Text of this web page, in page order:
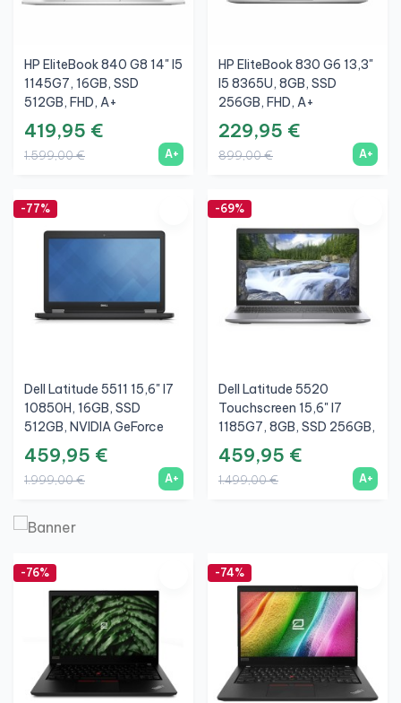
HP EliteBook 840 G8 14" I5
1145G7, 16GB, SSD
512GB, FHD, A+
419,95 €
1.599,00 € A+
HP EliteBook 830 G6 13,3"
I5 8365U, 8GB, SSD
256GB, FHD, A+
229,95 €
899,00 € A+
-77%
Dell Latitude 5511 15,6" I7
10850H, 16GB, SSD
512GB, NVIDIA GeForce
MX150 2GB, A+
459,95 €
1.999,00 € A+
-69%
Dell Latitude 5520
Touchscreen 15,6" I7
1185G7, 8GB, SSD 256GB,
FHD, A+
459,95 €
1.499,00 € A+
-76% -74%